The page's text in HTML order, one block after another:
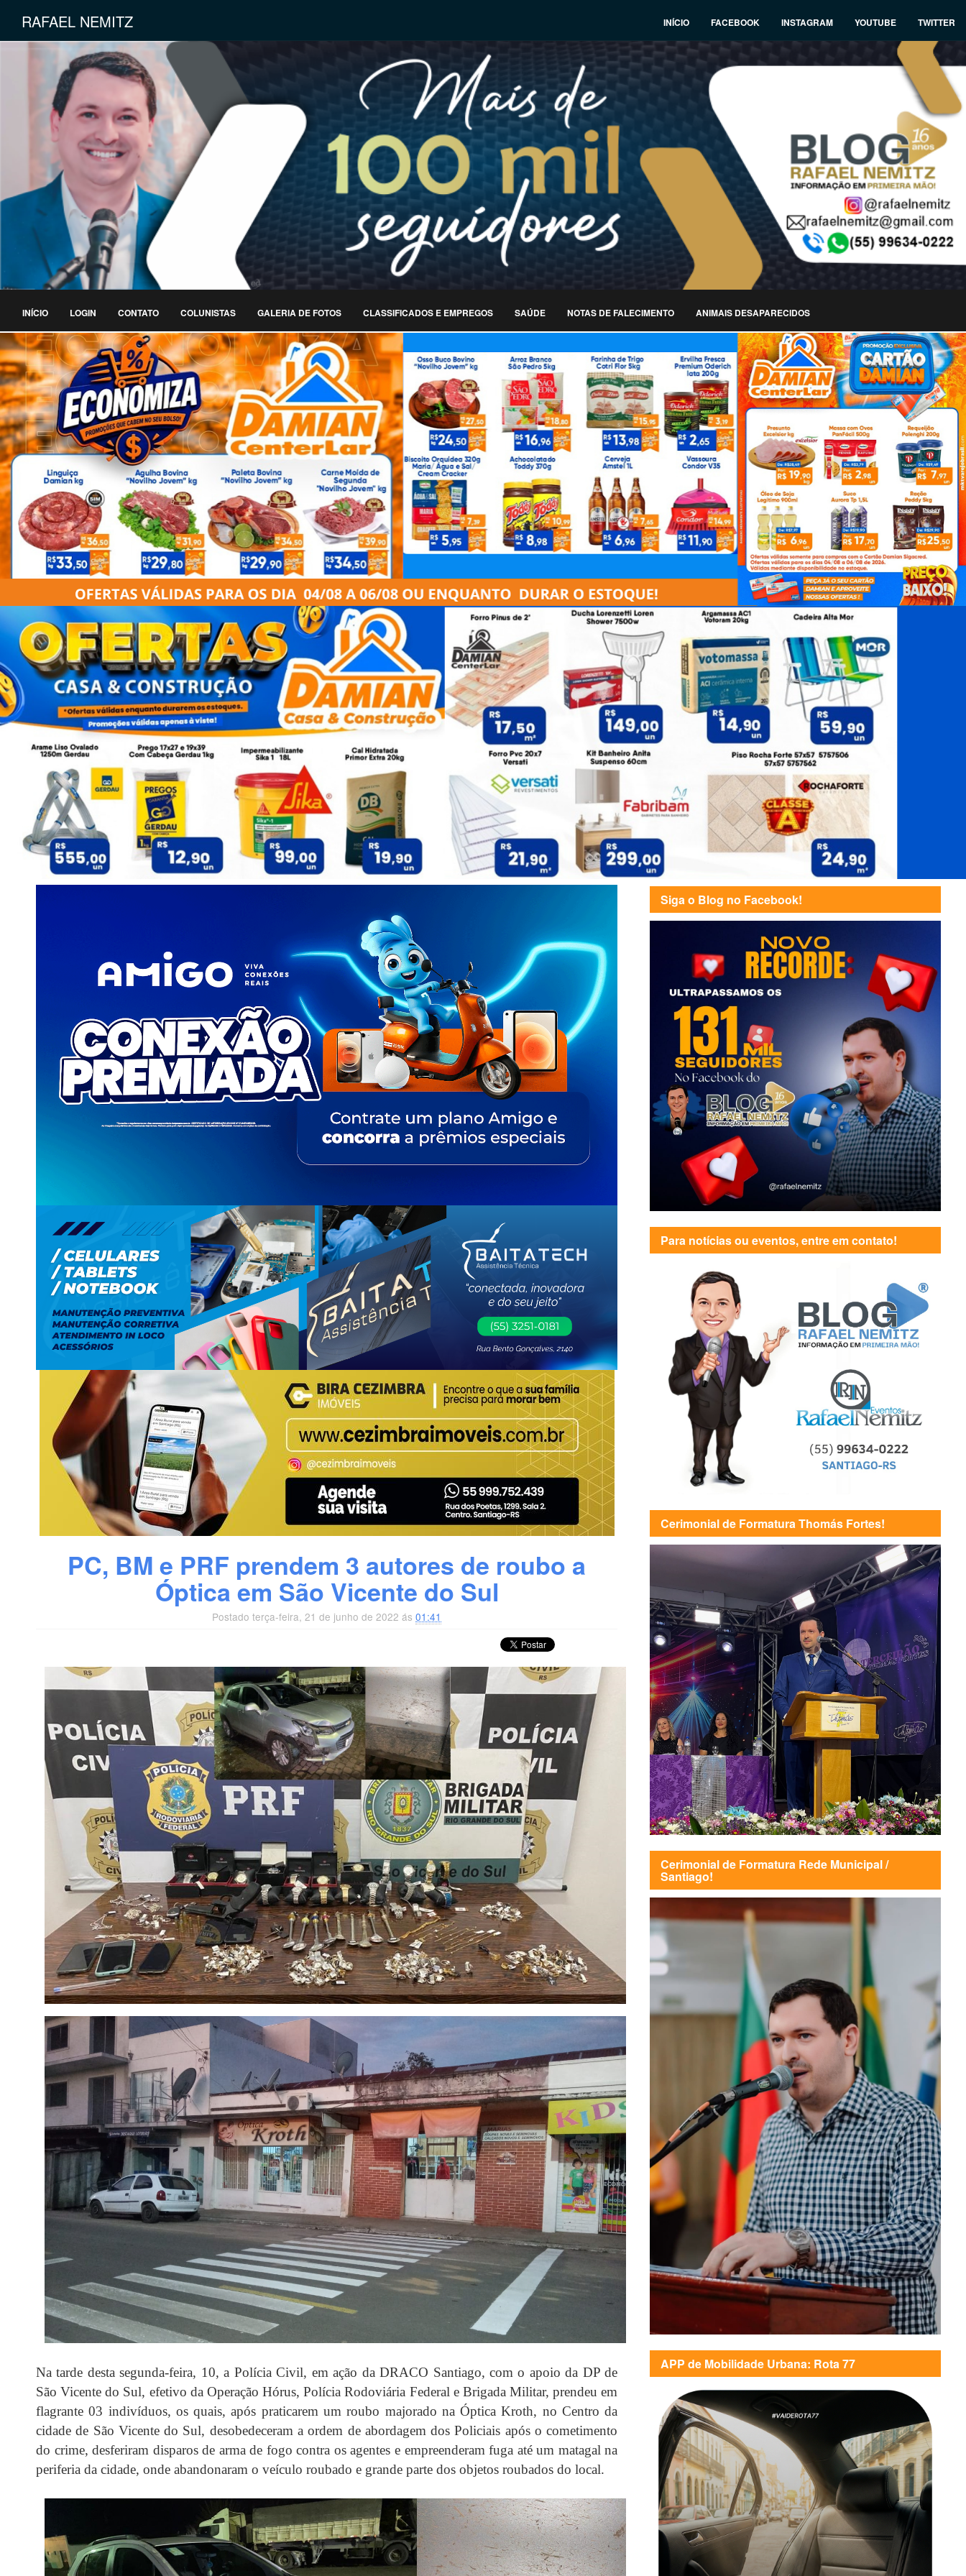
RAFAEL NEMITZ INÍCIO FACEBOOK INSTAGRAM YOUTUBE TWITTER
INÍCIO LOGIN CONTATO COLUNISTAS GALERIA DE FOTOS CLASSIFICADOS E EMPREGOS SAÚDE NOTAS DE FALECIMENTO ANIMAIS DESAPARECIDOS
PC, BM e PRF prendem 3 autores de roubo a
Óptica em São Vicente do Sul
Postado terça-feira, 21 de junho de 2022 ás01:41
Na tarde desta segunda-feira, 10, a Polícia Civil, em ação da DRACO Santiago, com o apoio da DP de
São Vicente do Sul, efetivo da Operação Hórus, Polícia Rodoviária Federal e Brigada Militar, prendeu em
flagrante 03 indivíduos, os quais, após praticarem um roubo majorado na Óptica Kroth, no Centro da
cidade de São Vicente do Sul, desobedeceram a ordem de abordagem dos Policiais após o cometimento
do crime, desferiram disparos de arma de fogo contra os agentes e empreenderam fuga até um matagal na
periferia da cidade, onde abandonaram o veículo roubado e grande parte dos objetos roubados do local.
Siga o Blog no Facebook!
Para notícias ou eventos, entre em contato!
Cerimonial de Formatura Thomás Fortes!
Cerimonial de Formatura Rede Municipal /
Santiago!
APP de Mobilidade Urbana: Rota 77